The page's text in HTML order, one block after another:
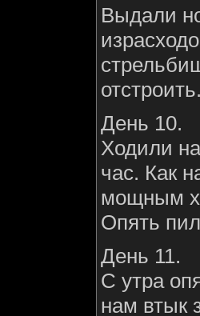
Выдали
День 10.
Ходили
час. Как
мощным
Опять
День 11.
С утра
нам втык